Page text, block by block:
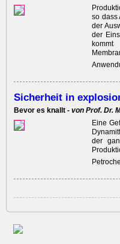
so dass
der
der
Sicherheit in
Bevor es knallt - von Prof. Dr.
Eine
der